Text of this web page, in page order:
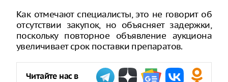
Как отмечают специалисты, это не говорит об
отсутствии закупок, но объясняет задержки,
поскольку повторное объявление аукциона
увеличивает срок поставки препаратов.
Читайте нас в